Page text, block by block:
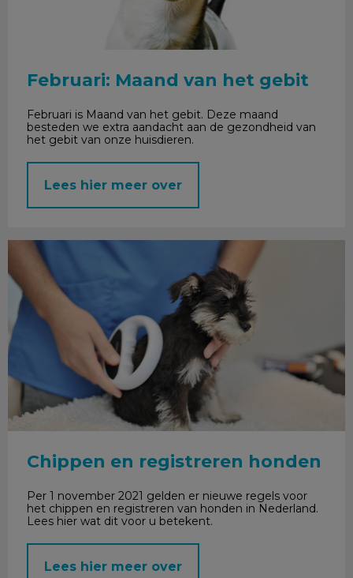
Februari: Maand van het gebit
Februari is Maand van het gebit. Deze maand
besteden we extra aandacht aan de gezondheid van
het gebit van onze huisdieren.
Lees hier meer over
Chippen en registreren honden
Chippen en registreren honden
Per 1 november 2021 gelden er nieuwe regels voor
het chippen en registreren van honden in Nederland.
Lees hier wat dit voor u betekent.
Lees hier meer over